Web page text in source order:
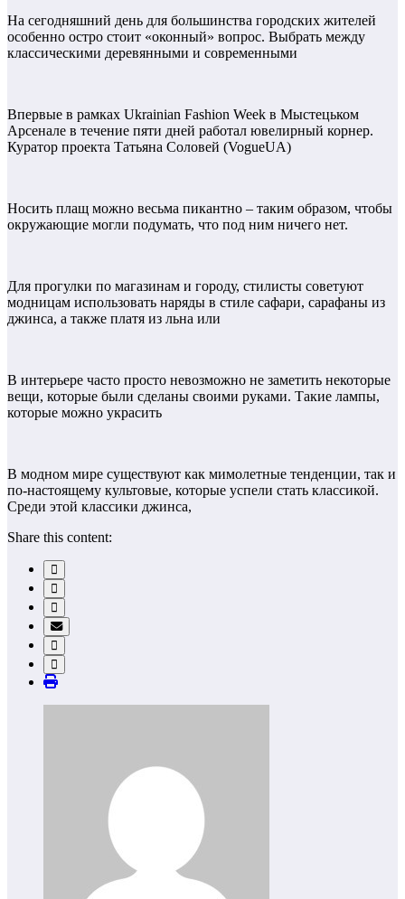
На сегодняшний день для большинства городских жителей
особенно остро стоит «оконный» вопрос. Выбрать между
классическими деревянными и современными
Впервые в рамках Ukrainian Fashion Week в Мыстецьком
Арсенале в течение пяти дней работал ювелирный корнер.
Куратор проекта Татьяна Соловей (VogueUA)
Носить плащ можно весьма пикантно – таким образом, чтобы
окружающие могли подумать, что под ним ничего нет.
Для прогулки по магазинам и городу, стилисты советуют
модницам использовать наряды в стиле сафари, сарафаны из
джинса, а также платя из льна или
В интерьере часто просто невозможно не заметить некоторые
вещи, которые были сделаны своими руками. Такие лампы,
которые можно украсить
В модном мире существуют как мимолетные тенденции, так и
по-настоящему культовые, которые успели стать классикой.
Среди этой классики джинса,
Share this content: